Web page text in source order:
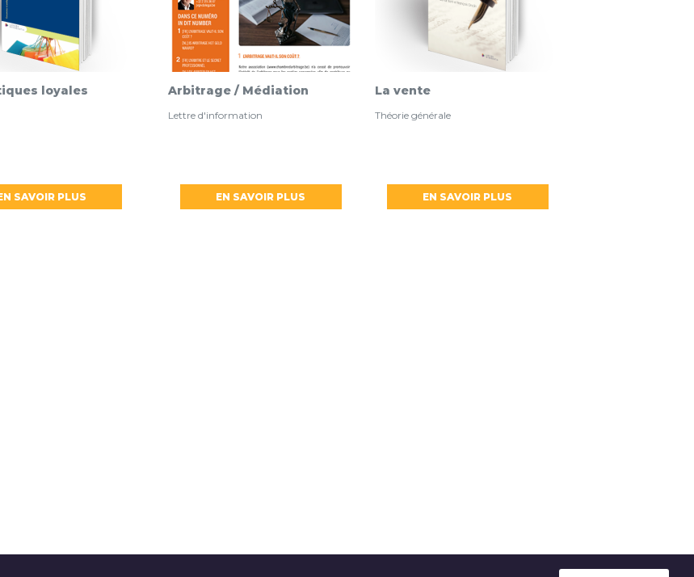
loyales
SAVOIR PLUS
Arbitrage / Médiation
Lettre d'information
EN SAVOIR PLUS
La vente
Théorie générale
EN SAVOIR PLUS